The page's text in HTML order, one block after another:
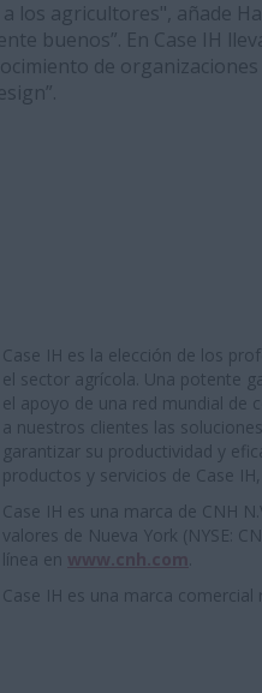
los agricultores", añade
buenos”. En Case IH
de
Case IH es la elección de los
el sector agrícola. Una potente
el apoyo de una red mundial de
a nuestros clientes las
garantizar su productividad y
productos y servicios de Case
Case IH es una marca de CNH
valores de Nueva York (NYSE:
línea en
Case IH es una marca